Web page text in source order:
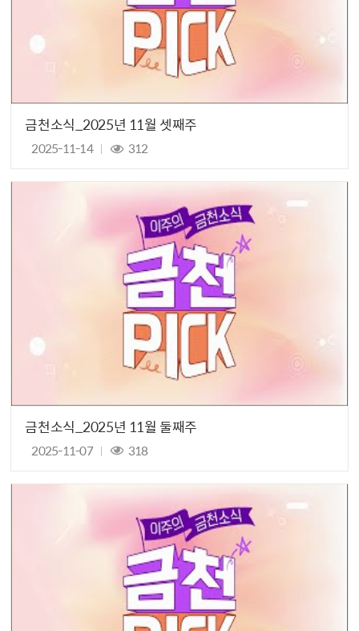
금천소식_2025년 11월 셋째주
2025-11-14 312
금천소식_2025년 11월 둘째주
2025-11-07 318